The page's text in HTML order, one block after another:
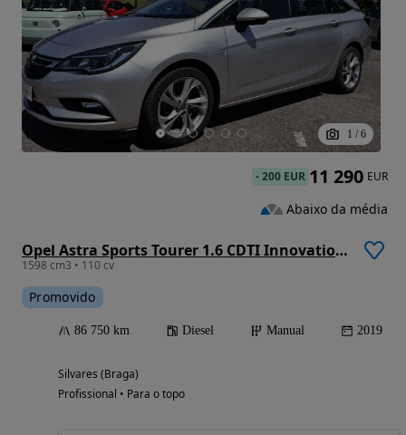
1 / 6
Opel Astra Sports Tourer 1.6 CDTI Innovation S/S
1598 cm3 • 110 cv
Promovido
86 750 km Diesel Manual 2019
Silvares (Braga)
Profissional • Para o topo
-200 EUR 11 290 EUR
Abaixo da média